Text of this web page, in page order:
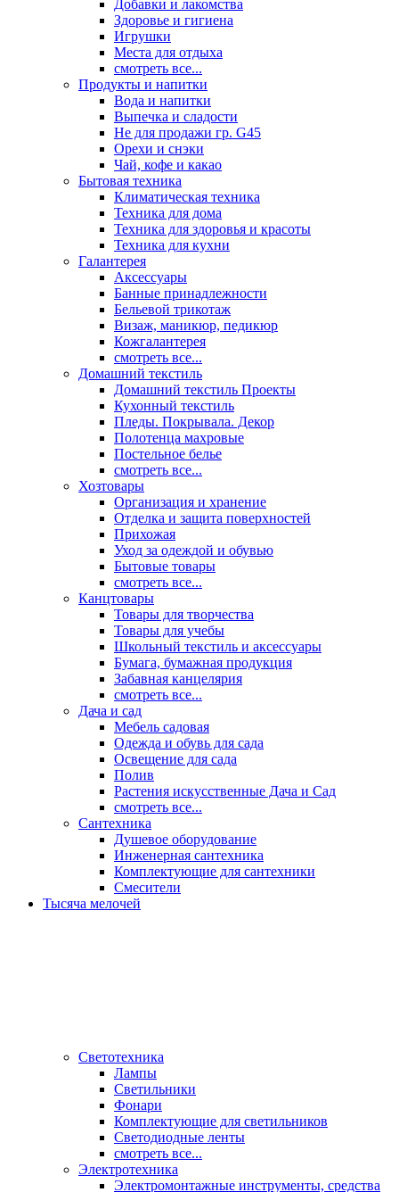
Добавки и лакомства
Здоровье и гигиена
Игрушки
Места для отдыха
смотреть все...
Продукты и напитки
Вода и напитки
Выпечка и сладости
Не для продажи гр. G45
Орехи и снэки
Чай, кофе и какао
Бытовая техника
Климатическая техника
Техника для дома
Техника для здоровья и красоты
Техника для кухни
Галантерея
Аксессуары
Банные принадлежности
Бельевой трикотаж
Визаж, маникюр, педикюр
Кожгалантерея
смотреть все...
Домашний текстиль
Домашний текстиль Проекты
Кухонный текстиль
Пледы. Покрывала. Декор
Полотенца махровые
Постельное белье
смотреть все...
Хозтовары
Организация и хранение
Отделка и защита поверхностей
Прихожая
Уход за одеждой и обувью
Бытовые товары
смотреть все...
Канцтовары
Товары для творчества
Товары для учебы
Школьный текстиль и аксессуары
Бумага, бумажная продукция
Забавная канцелярия
смотреть все...
Дача и сад
Мебель садовая
Одежда и обувь для сада
Освещение для сада
Полив
Растения искусственные Дача и Сад
смотреть все...
Сантехника
Душевое оборудование
Инженерная сантехника
Комплектующие для сантехники
Смесители
Тысяча мелочей
Светотехника
Лампы
Светильники
Фонари
Комплектующие для светильников
Светодиодные ленты
смотреть все...
Электротехника
Электромонтажные инструменты, средства